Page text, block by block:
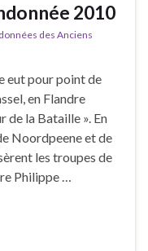
2010
des Anciens
eut pour point de
en Flandre
de la Bataille ». En
Noordpeene et de
les troupes de
Philippe …